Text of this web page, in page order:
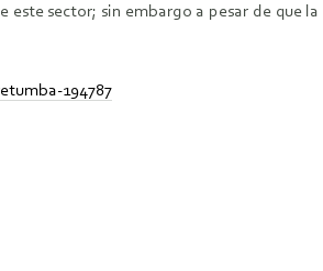
sector; sin embargo a pesar de que
194787